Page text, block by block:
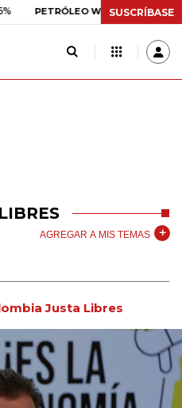
PETRÓLEO WTI US$ 75,09 -US$
SUSCRÍBASE
AGREGAR A MIS TEMAS
Justa Libres